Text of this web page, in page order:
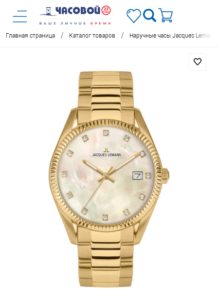
Главная страница / Каталог товаров / Наручные часы Jacques Lemans